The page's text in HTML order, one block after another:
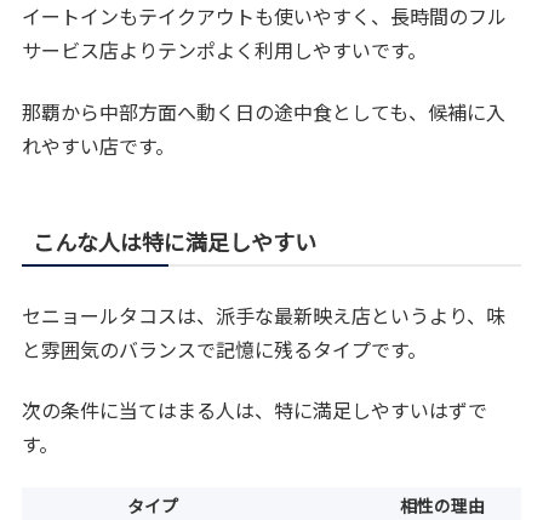
イートインもテイクアウトも使いやすく、長時間のフル
サービス店よりテンポよく利用しやすいです。
那覇から中部方面へ動く日の途中食としても、候補に入
れやすい店です。
こんな人は特に満足しやすい
セニョールタコスは、派手な最新映え店というより、味
と雰囲気のバランスで記憶に残るタイプです。
次の条件に当てはまる人は、特に満足しやすいはずで
す。
タイプ 相性の理由